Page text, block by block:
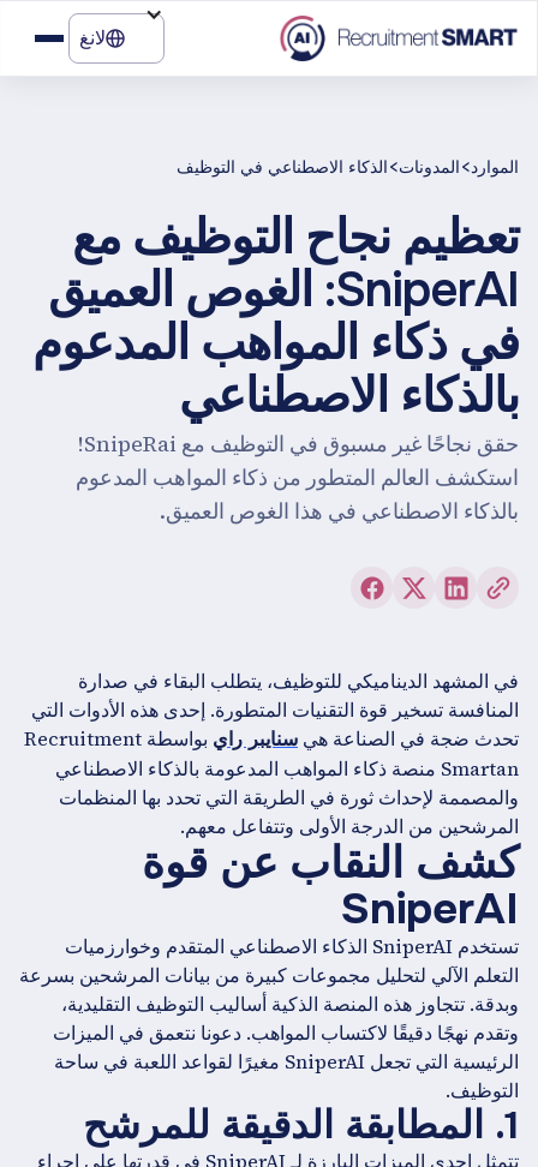
لانغ
الموارد>المدونات>الذكاء الاصطناعي في التوظيف
تعظيم نجاح التوظيف مع
SniperAI: الغوص العميق
في ذكاء المواهب المدعوم
بالذكاء الاصطناعي
حقق نجاحًا غير مسبوق في التوظيف مع SnipeRai!
استكشف العالم المتطور من ذكاء المواهب المدعوم
بالذكاء الاصطناعي في هذا الغوص العميق.
في المشهد الديناميكي للتوظيف، يتطلب البقاء في صدارة
المنافسة تسخير قوة التقنيات المتطورة. إحدى هذه الأدوات التي
تحدث ضجة في الصناعة هيسنايبر راي
بواسطة Recruitment
Smartan منصة ذكاء المواهب المدعومة بالذكاء الاصطناعي
والمصممة لإحداث ثورة في الطريقة التي تحدد بها المنظمات
المرشحين من الدرجة الأولى وتتفاعل معهم.
كشف النقاب عن قوة
SniperAI
تستخدم SniperAI الذكاء الاصطناعي المتقدم وخوارزميات
التعلم الآلي لتحليل مجموعات كبيرة من بيانات المرشحين بسرعة
وبدقة. تتجاوز هذه المنصة الذكية أساليب التوظيف التقليدية،
وتقدم نهجًا دقيقًا لاكتساب المواهب. دعونا نتعمق في الميزات
الرئيسية التي تجعل SniperAI مغيرًا لقواعد اللعبة في ساحة
التوظيف.
تتمثل إحدى الميزات البارزة لـ SniperAI في قدرتها على إجراء